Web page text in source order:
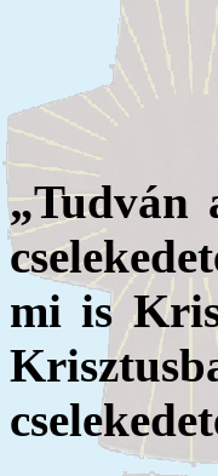
„Tudván
mi is